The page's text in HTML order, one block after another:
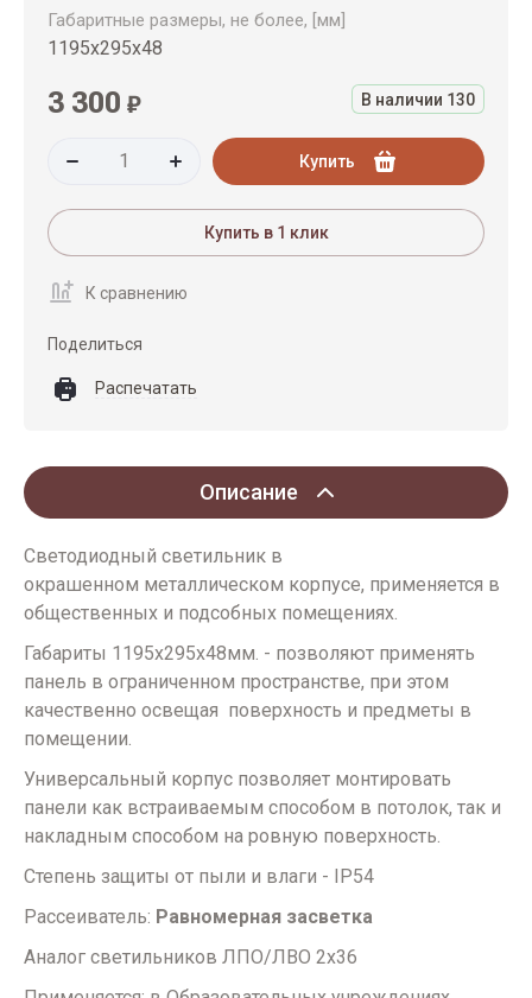
Габаритные размеры, не более, [мм]
1195х295х48
В наличии 130
3 300 ₽
Купить
Купить в 1 клик
К сравнению
Поделиться
Распечатать
Описание
Светодиодный светильник в
окрашенном металлическом корпусе, применяется в
общественных и подсобных помещениях.
Габариты 1195х295х48мм. - позволяют применять
панель в ограниченном пространстве, при этом
качественно освещая поверхность и предметы в
помещении.
Универсальный корпус позволяет монтировать
панели как встраиваемым способом в потолок, так и
накладным способом на ровную поверхность.
Степень защиты от пыли и влаги - IP54
Рассеиватель: Равномерная засветка
Аналог светильников ЛПО/ЛВО 2х36